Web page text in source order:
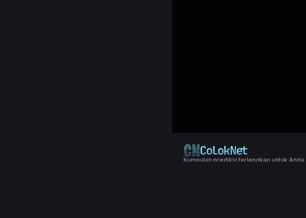
Kumpulan prediksi terlengkap untuk Anda.